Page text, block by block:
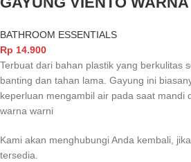
BATHROOM ESSENTIALS
Rp 14.900
Terbuat dari bahan plastik yang berkulitas
banting dan tahan lama. Gayung ini
keperluan mengambil air pada saat mandi
warna warni
Kami akan menghubungi Anda kembali,
tersedia.